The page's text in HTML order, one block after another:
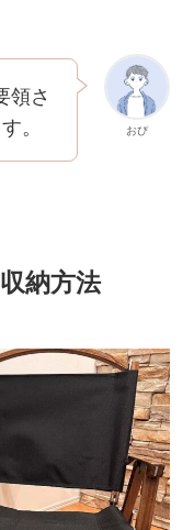
おぴ
領さ
。
納方法